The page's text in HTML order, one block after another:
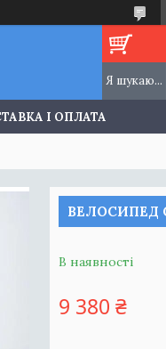
І ОПЛАТА
ВЕЛОСИПЕД
В наявності
9 380 ₴